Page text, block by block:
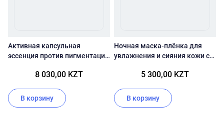
Активная капсульная
эссенция против пигментации
Essence 2000 Shot
8 030,00 KZT
В корзину
Ночная маска-плёнка для
увлажнения и сияния кожи с
Glow Lock Mask5 300,00 KZT
В корзину